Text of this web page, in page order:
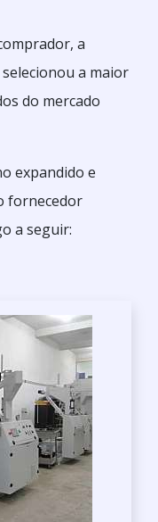
a
a maior
do mercado
expandido e
fornecedor
a seguir: